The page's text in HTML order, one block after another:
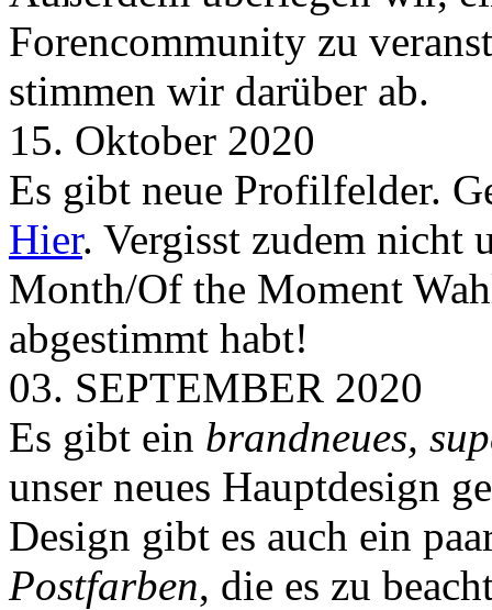
Forencommunity zu
stimmen wir darüber ab.
15. Oktober 2020
Es gibt neue Profilfelder.
Hier. Vergisst zudem nicht
Month/Of the Moment
abgestimmt habt!
03. SEPTEMBER 2020
Es gibt ein brandneues,
unser neues Hauptdesign
Design gibt es auch ein
Postfarben, die es zu